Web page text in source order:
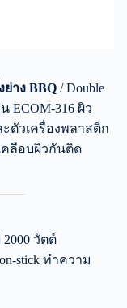
าง BBQ / Double
ECOM-316 ผิว
ตัวเครื่องพลาสติก
คลือบผิวกันติด
วัตต์
stick ทำความ